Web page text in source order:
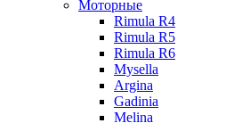
Моторные
Rimula R4
Rimula R5
Rimula R6
Mysella
Argina
Gadinia
Melina